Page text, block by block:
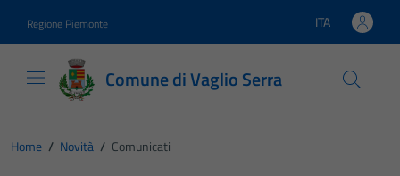
Regione Piemonte Lingua attiva:
ITA
Comune di Vaglio Serra
Home / Novità / Comunicati